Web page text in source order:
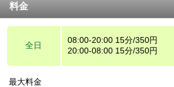
料金
全日
08:00-20:00 15分/350円
20:00-08:00 15分/350円
最大料金